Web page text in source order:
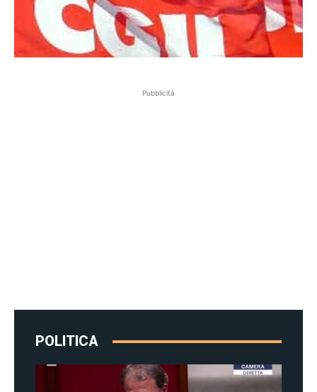
Pubblicità
POLITICA